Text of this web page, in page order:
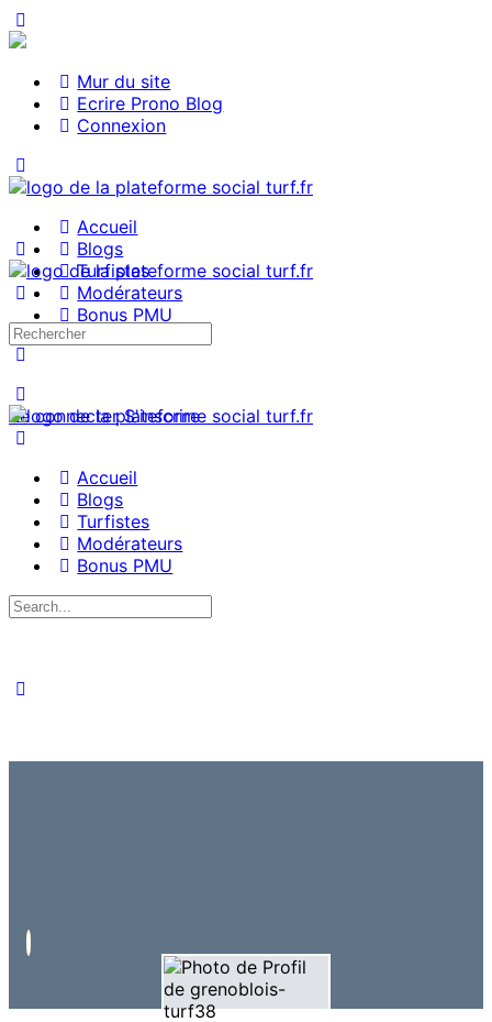
Mur du site
Ecrire Prono Blog
Connexion
Accueil
Blogs
Turfistes
Modérateurs
Bonus PMU
Se connecter S'inscrire
Accueil
Blogs
Turfistes
Modérateurs
Bonus PMU